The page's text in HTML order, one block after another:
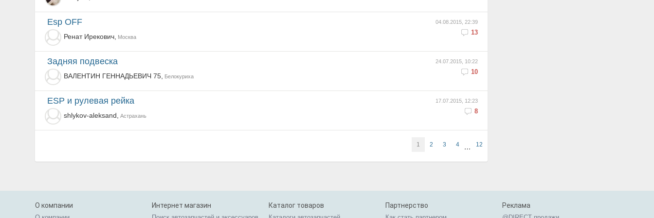
04.08.2015, 22:39
13
Esp OFF
Ренат Ирекович, Москва
24.07.2015, 10:22
10
задняя подвеска
ВАЛЕНТИН ГЕННАДЬЕВИЧ 75, Белокуриха
17.07.2015, 12:23
8
ESP и рулевая рейка
shlykov-aleksand, Астрахань
1 2 3 4 … 12
О компании Интернет магазин Каталог товаров Партнерство Реклама